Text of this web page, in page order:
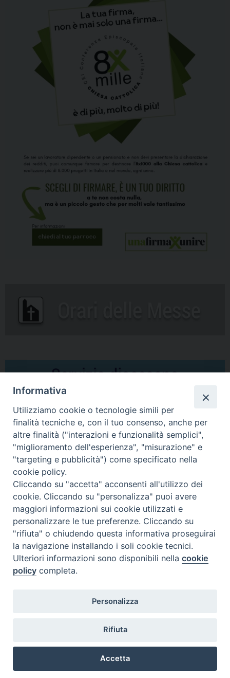
Comunicati Stampa
Il cordoglio dei Vescovi di Puglia per la morte di S.E.R. Mons. Agostino
Superbo
Nasce la Consulta Diocesana delle Aggregazioni Laicali di Castellaneta
Archivio comunicati stampa
2026 © Diocesi di Castellaneta
Vita consacrata
Informativa
Utilizziamo cookie o tecnologie simili per
finalità tecniche e, con il tuo consenso, anche per
altre finalità ("interazioni e funzionalità semplici",
"miglioramento dell'esperienza", "misurazione" e
"targeting e pubblicità") come specificato nella
cookie policy.
Cliccando su "accetta" acconsenti all'utilizzo dei
cookie. Cliccando su "personalizza" puoi avere
maggiori informazioni sui cookie utilizzati e
personalizzare le tue preferenze. Cliccando su
"rifiuta" o chiudendo questa informativa proseguirai
la navigazione installando i soli cookie tecnici.
Ulteriori informazioni sono disponibili nellacookie
policy completa.
Personalizza
Rifiuta
Accetta